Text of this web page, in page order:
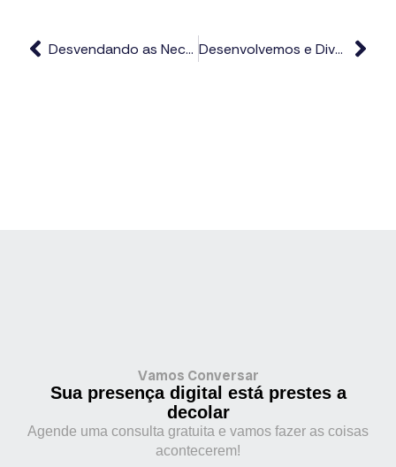
Desvendando as Necessidades e Desejos do Consumidor Campineiro: Um Guia para o Sucesso em Marketing Desenvolvemos e Divulgamos Sua Marca: A Melhor Imagem que o Seu Negócio Pode Ter
Vamos Conversar
Sua presença digital está prestes a
decolar
Agende uma consulta gratuita e vamos fazer as coisas
acontecerem!